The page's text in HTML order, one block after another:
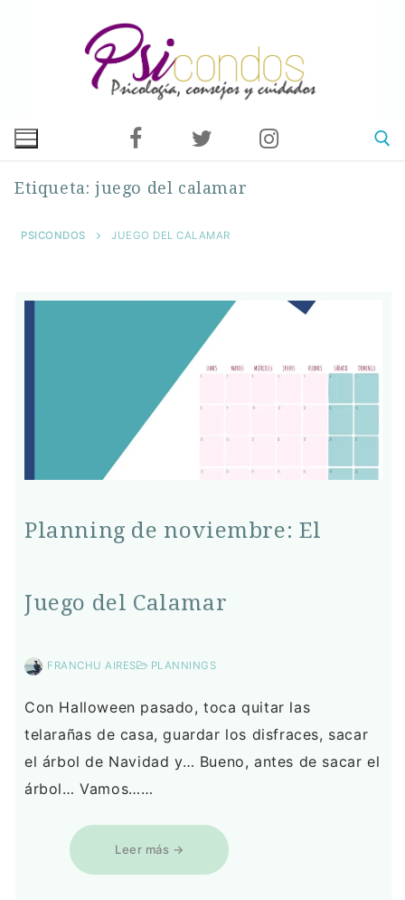
Etiqueta: juego del calamar
PSICONDOS JUEGO DEL CALAMAR
Planning de noviembre: El
Juego del Calamar
FRANCHU AIRES PLANNINGS
Con Halloween pasado, toca quitar las
telarañas de casa, guardar los disfraces, sacar
el árbol de Navidad y… Bueno, antes de sacar el
árbol… Vamos……
Leer más →